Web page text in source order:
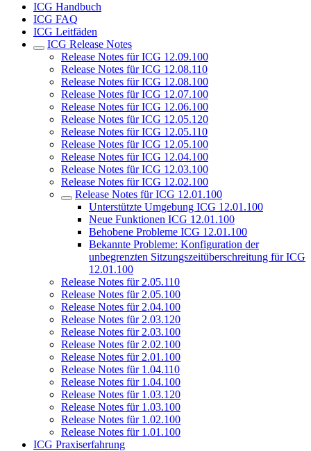
ICG Handbuch
ICG FAQ
ICG Leitfäden
ICG Release Notes
Release Notes für ICG 12.09.100
Release Notes für ICG 12.08.110
Release Notes für ICG 12.08.100
Release Notes für ICG 12.07.100
Release Notes für ICG 12.06.100
Release Notes für ICG 12.05.120
Release Notes für ICG 12.05.110
Release Notes für ICG 12.05.100
Release Notes für ICG 12.04.100
Release Notes für ICG 12.03.100
Release Notes für ICG 12.02.100
Release Notes für ICG 12.01.100
Unterstützte Umgebung ICG 12.01.100
Neue Funktionen ICG 12.01.100
Behobene Probleme ICG 12.01.100
Bekannte Probleme: Konfiguration der
unbegrenzten Sitzungszeitüberschreitung für ICG
12.01.100
Release Notes für 2.05.110
Release Notes für 2.05.100
Release Notes für 2.04.100
Release Notes für 2.03.120
Release Notes für 2.03.100
Release Notes für 2.02.100
Release Notes für 2.01.100
Release Notes für 1.04.110
Release Notes für 1.04.100
Release Notes für 1.03.120
Release Notes für 1.03.100
Release Notes für 1.02.100
Release Notes für 1.01.100
ICG Praxiserfahrung